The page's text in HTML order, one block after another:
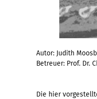
Autor: Judith
Betreuer: Prof. Dr.
Die hier